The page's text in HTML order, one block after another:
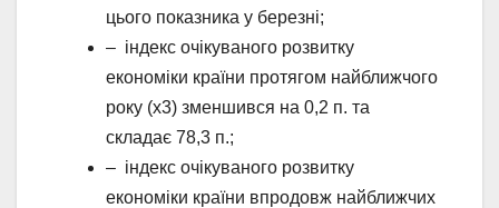
цього показника у березні;
– індекс очікуваного розвитку
економіки країни протягом найближчого
року (х3) зменшився на 0,2 п. та
складає 78,3 п.;
– індекс очікуваного розвитку
економіки країни впродовж найближчих